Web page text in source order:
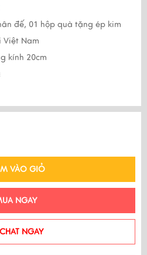
đế, 01 hộp quà tặng ép kim
Việt Nam
kính 20cm
VÀO GIỎ
NGAY
NGAY